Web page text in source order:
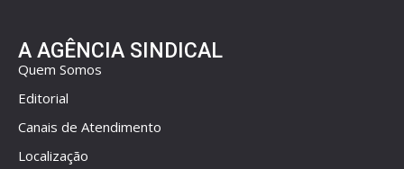
A AGÊNCIA SINDICAL
Quem Somos
Editorial
Canais de Atendimento
Localização